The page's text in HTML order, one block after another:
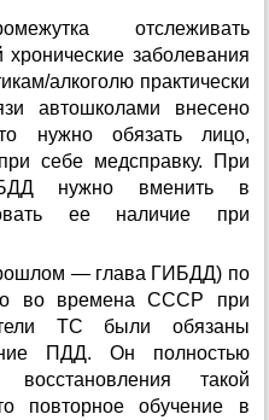
отслеживать
заболевания
алкоголю практически
автошколами внесено
нужно обязать лицо,
себе медсправку. При
нужно вменить в
ее наличие при
— глава ГИБДД) по
во времена СССР при
ТС были обязаны
ПДД. Он полностью
такой
повторное обучение в